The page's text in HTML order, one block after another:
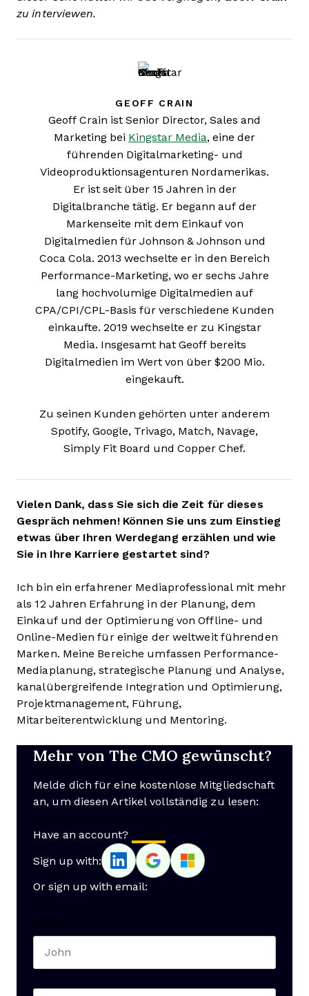
zu interviewen.
GEOFF CRAIN
Geoff Crain ist Senior Director, Sales and
Marketing bei Kingstar Media, eine der
führenden Digitalmarketing- und
Videoproduktionsagenturen Nordamerikas.
Er ist seit über 15 Jahren in der
Digitalbranche tätig. Er begann auf der
Markenseite mit dem Einkauf von
Digitalmedien für Johnson & Johnson und
Coca Cola. 2013 wechselte er in den Bereich
Performance-Marketing, wo er sechs Jahre
lang hochvolumige Digitalmedien auf
CPA/CPI/CPL-Basis für verschiedene Kunden
einkaufte. 2019 wechselte er zu Kingstar
Media. Insgesamt hat Geoff bereits
Digitalmedien im Wert von über $200 Mio.
eingekauft.
Zu seinen Kunden gehörten unter anderem
Spotify, Google, Trivago, Match, Navage,
Simply Fit Board und Copper Chef.
Vielen Dank, dass Sie sich die Zeit für dieses
Gespräch nehmen! Können Sie uns zum Einstieg
etwas über Ihren Werdegang erzählen und wie
Sie in Ihre Karriere gestartet sind?
Ich bin ein erfahrener Mediaprofessional mit mehr
als 12 Jahren Erfahrung in der Planung, dem
Einkauf und der Optimierung von Offline- und
Online-Medien für einige der weltweit führenden
Marken. Meine Bereiche umfassen Performance-
Mediaplanung, strategische Planung und Analyse,
kanalübergreifende Integration und Optimierung,
Projektmanagement, Führung,
Mitarbeiterentwicklung und Mentoring.
Mehr von The CMO gewünscht?
Melde dich für eine kostenlose Mitgliedschaft
an, um diesen Artikel vollständig zu lesen:
Have an account? Log In
Sign up with:
Or sign up with email:
Name *